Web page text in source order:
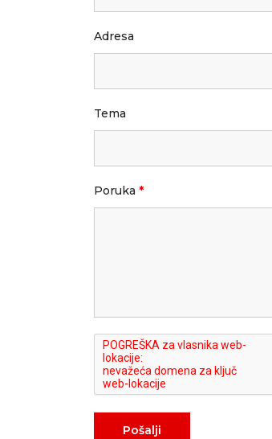
Adresa
Tema
Poruka *
Pošalji